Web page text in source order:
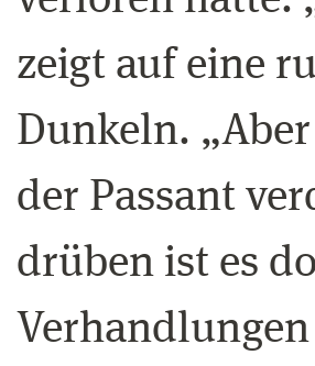
zeigt auf eine
Dunkeln.
der Passant
drüben ist es